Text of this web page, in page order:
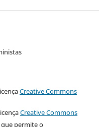
Creative Commons
Creative Commons
que permite o